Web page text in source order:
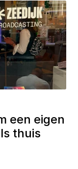
een eigen
thuis